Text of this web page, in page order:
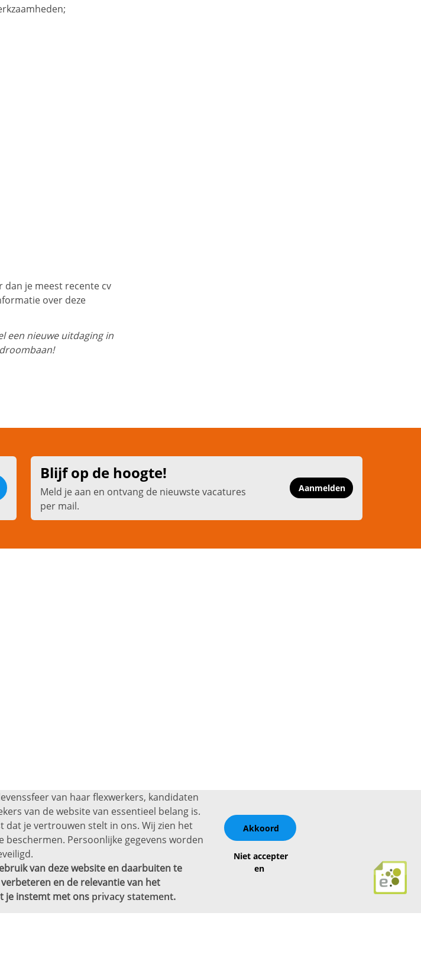
dan je meest recente cv
over deze
een nieuwe uitdaging in
Blijf op de hoogte!
Meld je aan en ontvang de nieuwste vacatures
per mail.
Aanmelden
van haar flexwerkers, kandidaten
van de website van essentieel belang is.
dat je vertrouwen stelt in ons. Wij zien het
Persoonlijke gegevens worden
van deze website en daarbuiten te
en de relevantie van het
je instemt met ons privacy statement.
Akkoord
Niet accepter
en